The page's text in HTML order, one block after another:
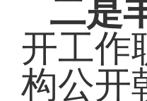
二是
开工作
构公开